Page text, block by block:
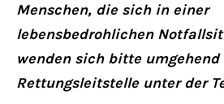
Menschen, die sich in einer
lebensbedrohlichen
wenden sich bitte umgehend
Rettungsleitstelle unter der